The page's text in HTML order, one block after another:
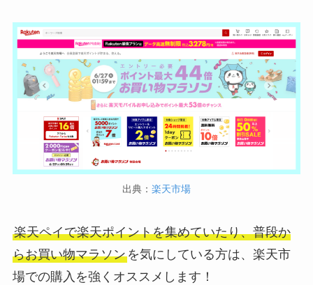
出典： 楽天市場
楽天ペイで楽天ポイントを集めていたり、普段か
らお買い物マラソンを気にしている方は、楽天市
場での購入を強くオススメします！